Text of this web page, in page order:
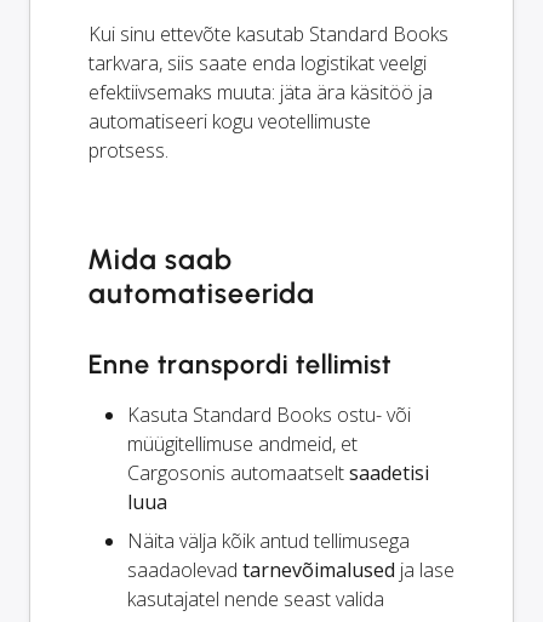
Kui sinu ettevõte kasutab Standard Books
tarkvara, siis saate enda logistikat veelgi
efektiivsemaks muuta: jäta ära käsitöö ja
automatiseeri kogu veotellimuste
protsess.
Mida saab
automatiseerida
Enne transpordi tellimist
Kasuta Standard Books ostu- või
müügitellimuse andmeid, et
Cargosonis automaatseltsaadetisi
luua
Näita välja kõik antud tellimusega
saadaolevad tarnevõimalused ja lase
kasutajatel nende seast valida